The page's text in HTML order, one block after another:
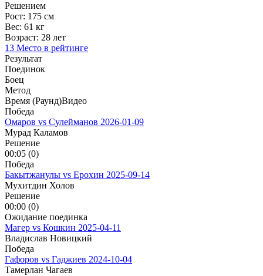
Решением
Рост: 175 см
Вес: 61 кг
Возраст: 28 лет
13 Место в рейтинге
Результат
Поединок
Боец
Метод
Время (Раунд)Видео
Победа
Омаров vs Сулейманов 2026-01-09
Мурад Каламов
Решение
00:05 (0)
Победа
Бакытжанулы vs Ерохин 2025-09-14
Мухитдин Холов
Решение
00:00 (0)
Ожидание поединка
Магер vs Кошкин 2025-04-11
Владислав Новицкий
Победа
Гафоров vs Гаджиев 2024-10-04
Тамерлан Чагаев